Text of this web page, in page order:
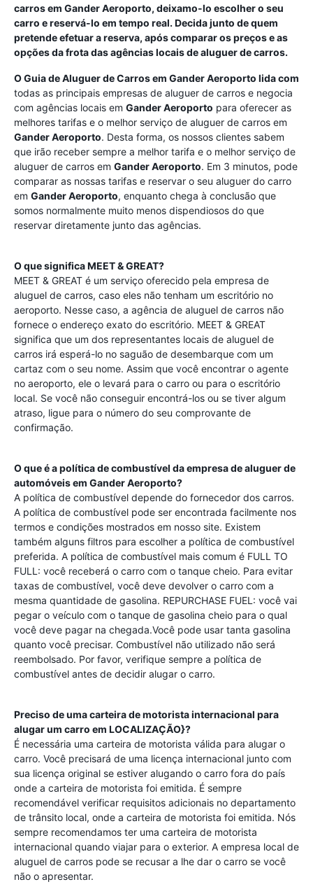
carros em Gander Aeroporto, deixamo-lo escolher o seu
carro e reservá-lo em tempo real. Decida junto de quem
pretende efetuar a reserva, após comparar os preços e as
opções da frota das agências locais de aluguer de carros.
O Guia de Aluguer de Carros em Gander Aeroporto lida com
todas as principais empresas de aluguer de carros e negocia
com agências locais em Gander Aeroporto para oferecer as
melhores tarifas e o melhor serviço de aluguer de carros em
Gander Aeroporto. Desta forma, os nossos clientes sabem
que irão receber sempre a melhor tarifa e o melhor serviço de
aluguer de carros em Gander Aeroporto. Em 3 minutos, pode
comparar as nossas tarifas e reservar o seu aluguer do carro
em Gander Aeroporto, enquanto chega à conclusão que
somos normalmente muito menos dispendiosos do que
reservar diretamente junto das agências.
O que significa MEET & GREAT?
MEET & GREAT é um serviço oferecido pela empresa de
aluguel de carros, caso eles não tenham um escritório no
aeroporto. Nesse caso, a agência de aluguel de carros não
fornece o endereço exato do escritório. MEET & GREAT
significa que um dos representantes locais de aluguel de
carros irá esperá-lo no saguão de desembarque com um
cartaz com o seu nome. Assim que você encontrar o agente
no aeroporto, ele o levará para o carro ou para o escritório
local. Se você não conseguir encontrá-los ou se tiver algum
atraso, ligue para o número do seu comprovante de
confirmação.
O que é a política de combustível da empresa de aluguer de
automóveis em Gander Aeroporto?
A política de combustível depende do fornecedor dos carros.
A política de combustível pode ser encontrada facilmente nos
termos e condições mostrados em nosso site. Existem
também alguns filtros para escolher a política de combustível
preferida. A política de combustível mais comum é FULL TO
FULL: você receberá o carro com o tanque cheio. Para evitar
taxas de combustível, você deve devolver o carro com a
mesma quantidade de gasolina. REPURCHASE FUEL: você vai
pegar o veículo com o tanque de gasolina cheio para o qual
você deve pagar na chegada.Você pode usar tanta gasolina
quanto você precisar. Combustível não utilizado não será
reembolsado. Por favor, verifique sempre a política de
combustível antes de decidir alugar o carro.
Preciso de uma carteira de motorista internacional para
alugar um carro em LOCALIZAÇÃO}?
É necessária uma carteira de motorista válida para alugar o
carro. Você precisará de uma licença internacional junto com
sua licença original se estiver alugando o carro fora do país
onde a carteira de motorista foi emitida. É sempre
recomendável verificar requisitos adicionais no departamento
de trânsito local, onde a carteira de motorista foi emitida. Nós
sempre recomendamos ter uma carteira de motorista
internacional quando viajar para o exterior. A empresa local de
aluguel de carros pode se recusar a lhe dar o carro se você
não o apresentar.